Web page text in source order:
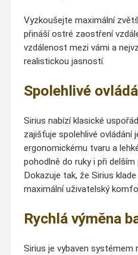
Vyzkoušejte maximální
přináší ostré zaostření
vzdálenost mezi vámi a
realistickou jasností.
Spolehlivé
Sirius nabízí klasické
zajišťuje spolehlivé ovládání
ergonomickému tvaru a
pohodlně do ruky i při delším
Dokazuje tak, že Sirius
maximální uživatelský
Rychlá výměna
Sirius je vybaven systémem